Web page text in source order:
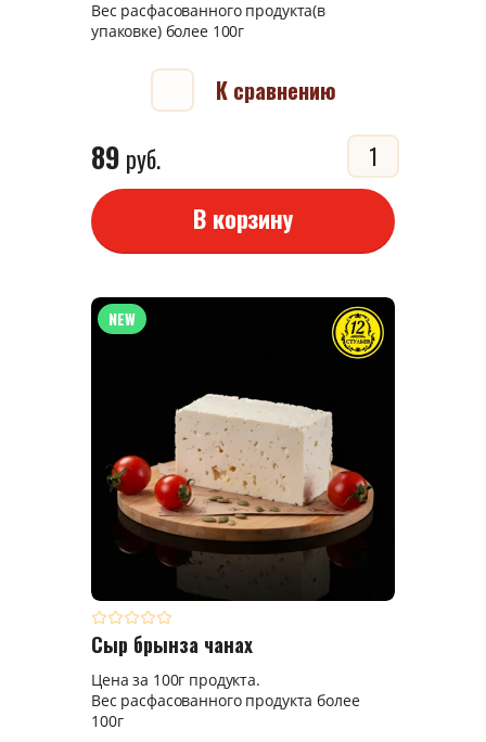
Вес расфасованного продукта(в
упаковке) более 100г
К сравнению
89 руб.
В корзину
NEW
Сыр брынза чанах
Цена за 100г продукта.
Вес расфасованного продукта более
100г